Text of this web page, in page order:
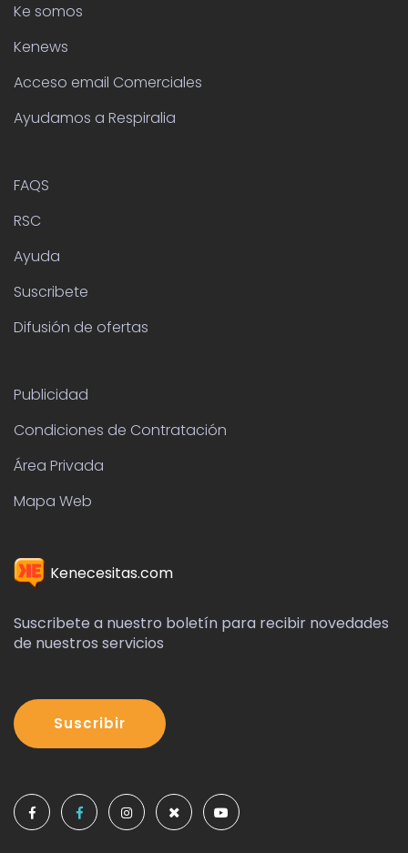
Ke somos
Kenews
Acceso email Comerciales
Ayudamos a Respiralia
FAQS
RSC
Ayuda
Suscribete
Difusión de ofertas
Publicidad
Condiciones de Contratación
Área Privada
Mapa Web
Kenecesitas.com
Suscribete a nuestro boletín para recibir novedades
de nuestros servicios
Suscribir